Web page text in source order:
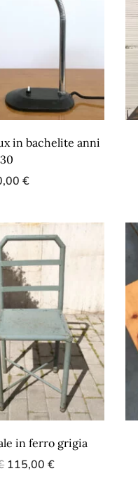
in bachelite anni
€
in ferro grigia
115,00€